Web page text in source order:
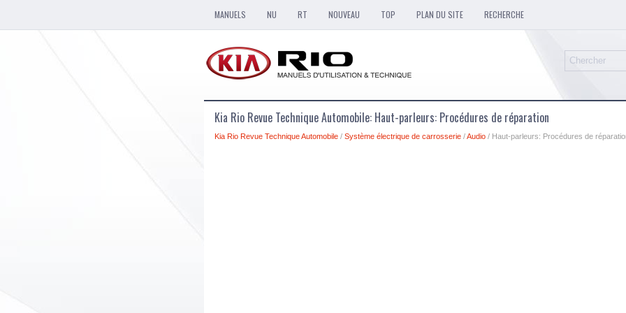
MANUELS NU RT NOUVEAU TOP PLAN DU SITE RECHERCHE
Kia Rio Revue Technique Automobile: Haut-parleurs: Procédures de réparation
Kia Rio Revue Technique Automobile / Système électrique de carrosserie /Audio / Haut-parleurs: Procédures de